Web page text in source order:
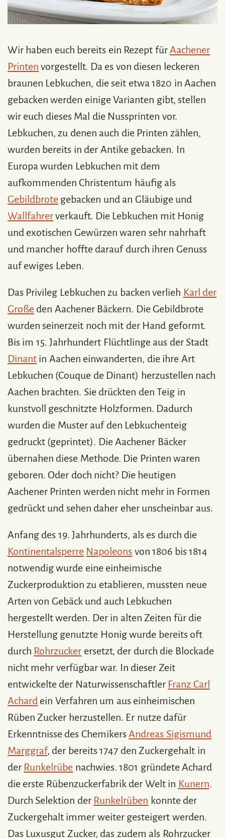
Wir haben euch bereits ein Rezept fürAachener
Printen vorgestellt. Da es von diesen leckeren
braunen Lebkuchen, die seit etwa 1820 in Aachen
gebacken werden einige Varianten gibt, stellen
wir euch dieses Mal die Nussprinten vor.
Lebkuchen, zu denen auch die Printen zählen,
wurden bereits in der Antike gebacken. In
Europa wurden Lebkuchen mit dem
aufkommenden Christentum häufig als
Gebildbrote gebacken und an Gläubige und
Wallfahrerverkauft. Die Lebkuchen mit Honig
und exotischen Gewürzen waren sehr nahrhaft
und mancher hoffte darauf durch ihren Genuss
auf ewiges Leben.
Das Privileg Lebkuchen zu backen verlieh Karl der
Große den Aachener Bäckern. Die Gebildbrote
wurden seinerzeit noch mit der Hand geformt.
Bis im 15. Jahrhundert Flüchtlinge aus der Stadt
Dinant in Aachen einwanderten, die ihre Art
Lebkuchen (Couque de Dinant) herzustellen nach
Aachen brachten. Sie drückten den Teig in
kunstvoll geschnitzte Holzformen. Dadurch
wurden die Muster auf den Lebkuchenteig
gedruckt (geprintet). Die Aachener Bäcker
übernahen diese Methode. Die Printen waren
geboren. Oder doch nicht? Die heutigen
Aachener Printen werden nicht mehr in Formen
gedrückt und sehen daher eher unscheinbar aus.
Anfang des 19. Jahrhunderts, als es durch die
Kontinentalsperre Napoleons von 1806 bis 1814
notwendig wurde eine einheimische
Zuckerproduktion zu etablieren, mussten neue
Arten von Gebäck und auch Lebkuchen
hergestellt werden. Der in alten Zeiten für die
Herstellung genutzte Honig wurde bereits oft
durch Rohrzucker ersetzt, der durch die Blockade
nicht mehr verfügbar war. In dieser Zeit
entwickelte der Naturwissenschaftler Franz Carl
Achard ein Verfahren um aus einheimischen
Rüben Zucker herzustellen. Er nutze dafür
Erkenntnisse des ChemikersAndreas Sigismund
Marggraf, der bereits 1747 den Zuckergehalt in
der Runkelrübe nachwies. 1801 gründete Achard
die erste Rübenzuckerfabrik der Welt in Kunern.
Durch Selektion der Runkelrüben konnte der
Zuckergehalt immer weiter gesteigert werden.
Das Luxusgut Zucker, das zudem als Rohrzucker